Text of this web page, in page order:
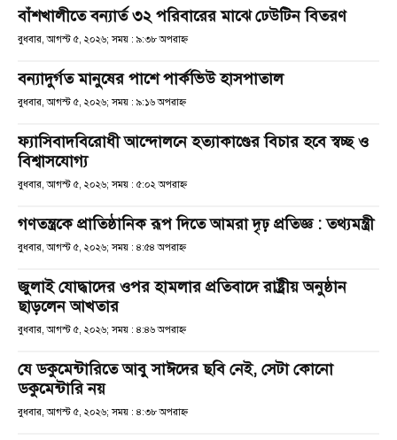
বাঁশখালীতে বন্যার্ত ৩২ পরিবারের মাঝে ঢেউটিন বিতরণ
বুধবার, আগস্ট ৫, ২০২৬; সময় : ৯:৩৮ অপরাহ্ণ
বন্যাদুর্গত মানুষের পাশে পার্কভিউ হাসপাতাল
বুধবার, আগস্ট ৫, ২০২৬; সময় : ৯:১৬ অপরাহ্ণ
ফ্যাসিবাদবিরোধী আন্দোলনে হত্যাকাণ্ডের বিচার হবে স্বচ্ছ ও
বিশ্বাসযোগ্য
বুধবার, আগস্ট ৫, ২০২৬; সময় : ৫:০২ অপরাহ্ণ
গণতন্ত্রকে প্রাতিষ্ঠানিক রূপ দিতে আমরা দৃঢ় প্রতিজ্ঞ : তথ্যমন্ত্রী
বুধবার, আগস্ট ৫, ২০২৬; সময় : ৪:৫৪ অপরাহ্ণ
জুলাই যোদ্ধাদের ওপর হামলার প্রতিবাদে রাষ্ট্রীয় অনুষ্ঠান
ছাড়লেন আখতার
বুধবার, আগস্ট ৫, ২০২৬; সময় : ৪:৪৬ অপরাহ্ণ
যে ডকুমেন্টারিতে আবু সাঈদের ছবি নেই, সেটা কোনো
ডকুমেন্টারি নয়
বুধবার, আগস্ট ৫, ২০২৬; সময় : ৪:৩৮ অপরাহ্ণ